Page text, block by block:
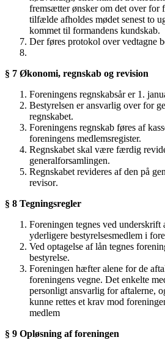
fremsætter ønsker om det over for
tilfælde afholdes mødet senest to
kommet til formandens kundskab.
Der føres protokol over vedtagne
§ 7 Økonomi, regnskab og revision
Foreningens regnskabsår er 1.
Bestyrelsen er ansvarlig over for
regnskabet.
Foreningens regnskab føres af
foreningens medlemsregister.
Regnskabet skal være færdig
generalforsamlingen.
Regnskabet revideres af den på
revisor.
§ 8 Tegningsregler
Foreningen tegnes ved underskrift
yderligere bestyrelsesmedlem i
Ved optagelse af lån tegnes
bestyrelse.
Foreningen hæfter alene for de
foreningens vegne. Det enkelte
personligt ansvarlig for aftalerne,
kunne rettes et krav mod
medlem
§ 9 Opløsning af foreningen